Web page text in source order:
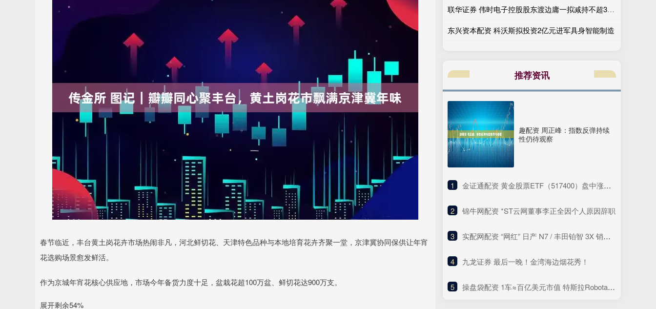
春节临近，丰台黄土岗花卉市场热闹非凡，河北鲜切花、天津特色品种与本地培育花卉齐聚一堂，京津冀协同保供让年宵
花选购场景愈发鲜活。
作为京城年宵花核心供应地，市场今年备货力度十足，盆栽花超100万盆、鲜切花达900万支。
展开剩余54%
联华证券 伟时电子控股股东渡边庸一拟减持不超3%股份 套现需求引关注
东兴资本配资 科沃斯拟投资2亿元进军具身智能制造
推荐资讯
趣配资 周正峰：指数反弹持续
性仍待观察
1 ​金证通配资 黄金股票ETF（517400）盘中涨超1.7%，短期冲高动能与长期支撑逻辑并存
2 ​锦牛网配资 *ST云网董事李正全因个人原因辞职
3 ​实配网配资 “网红” 日产 N7 / 丰田铂智 3X 销量如何?
4 ​九龙证券 最后一晚！金湾海边烟花秀！
5 ​操盘袋配资 1车≈百亿美元市值 特斯拉Robotaxi带飞华尔街预期